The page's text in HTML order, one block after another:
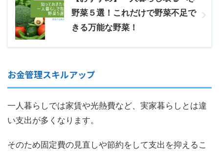
野菜５選！これだけで野菜不足で
きる万能な野菜！
お金管理スキルアップ
一人暮らしでは家賃や光熱費など、実家暮らしとは違
い支出が多くなります。
そのため固定費の見直しや節約をして支出を抑えるこ